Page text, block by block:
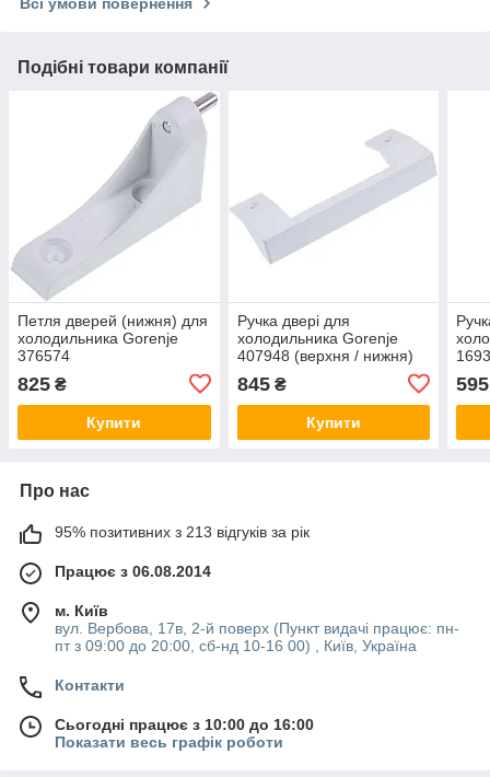
Всі умови повернення
Подібні товари компанії
Петля дверей (нижня) для
холодильника Gorenje
376574
825 ₴
Купити
Ручка двері для
холодильника Gorenje
407948 (верхня / нижня)
845₴
Купити
595
Про нас
95% позитивних з 213 відгуків за рік
Працює з 06.08.2014
м. Київ
вул. Вербова, 17в, 2-й поверх (Пункт видачі працює: пн-
пт з 09:00 до 20:00, сб-нд 10-16 00) , Київ, Україна
Контакти
Сьогодні працює з 10:00 до 16:00
Показати весь графік роботи